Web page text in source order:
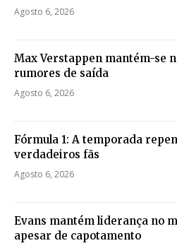
Agosto 6, 2026
Max Verstappen mantém-se
rumores de saída
Agosto 6, 2026
Fórmula 1: A temporada
verdadeiros fãs
Agosto 6, 2026
Evans mantém liderança no
apesar de capotamento